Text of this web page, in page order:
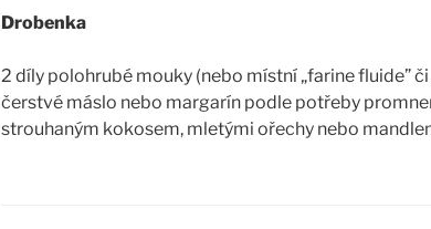
Drobenka
2 díly polohrubé mouky (nebo místní „farine fluide”
čerstvé máslo nebo margarín podle potřeby
strouhaným kokosem, mletými ořechy nebo